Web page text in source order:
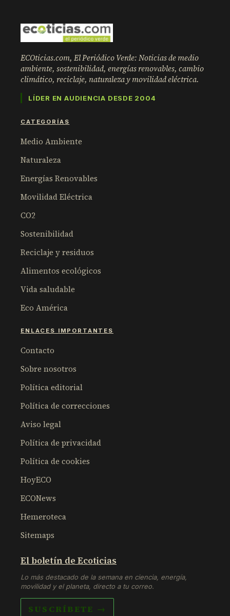
ECOticias.com, El Periódico Verde: Noticias de medio
ambiente, sostenibilidad, energías renovables, cambio
climático, reciclaje, naturaleza y movilidad eléctrica.
LÍDER EN AUDIENCIA DESDE 2004
CATEGORÍAS
Medio Ambiente
Naturaleza
Energías Renovables
Movilidad Eléctrica
CO2
Sostenibilidad
Reciclaje y residuos
Alimentos ecológicos
Vida saludable
Eco América
ENLACES IMPORTANTES
Contacto
Sobre nosotros
Política editorial
Política de correcciones
Aviso legal
Política de privacidad
Política de cookies
HoyECO
ECONews
Hemeroteca
Sitemaps
El boletín de Ecoticias
Lo más destacado de la semana en ciencia, energía,
movilidad y el planeta, directo a tu correo.
SUSCRÍBETE →